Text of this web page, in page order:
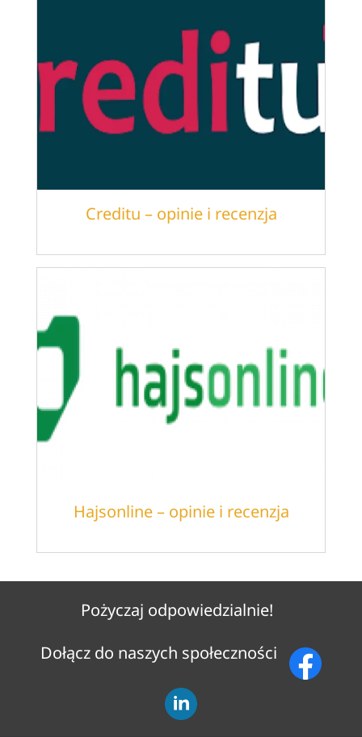
Creditu – opinie i recenzja
Hajsonline – opinie i recenzja
Pożyczaj odpowiedzialnie!
Dołącz do naszych społeczności